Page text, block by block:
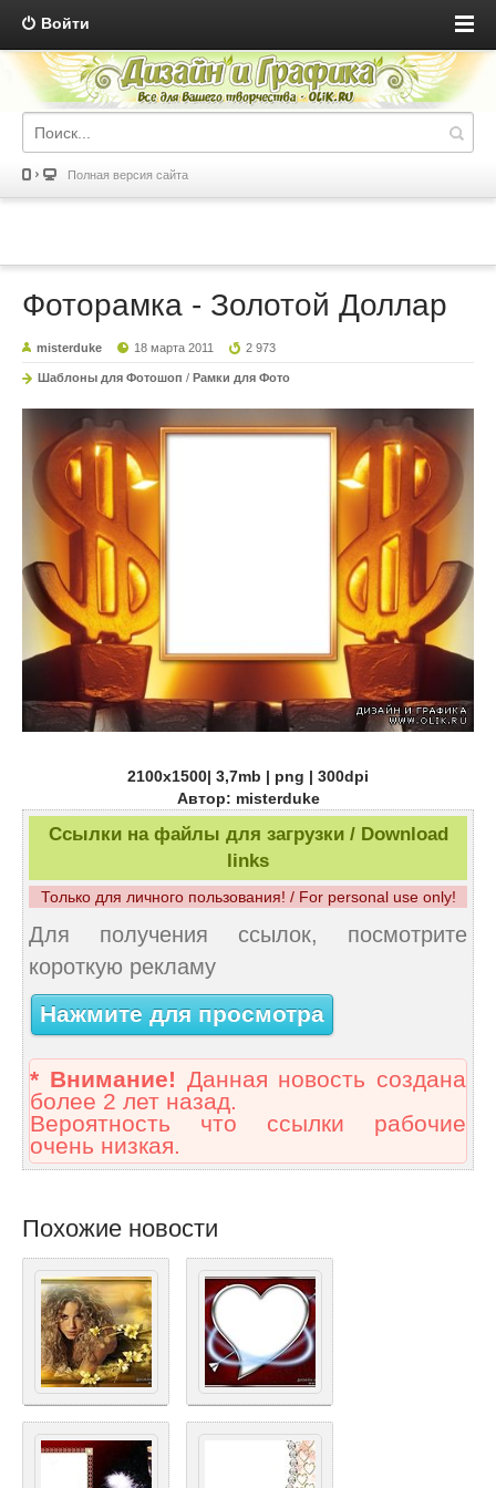
Войти
Полная версия сайта
Фоторамка - Золотой Доллар
misterduke 18 марта 2011 2 973
Шаблоны для Фотошоп / Рамки для Фото
2100x1500| 3,7mb | png | 300dpi
Автор: misterduke
Ссылки на файлы для загрузки / Download
links
Только для личного пользования! / For personal use only!
Для получения ссылок, посмотрите
короткую рекламу
Нажмите для просмотра
* Внимание! Данная новость создана
более 2 лет назад.
Вероятность что ссылки рабочие
очень низкая.
Похожие новости